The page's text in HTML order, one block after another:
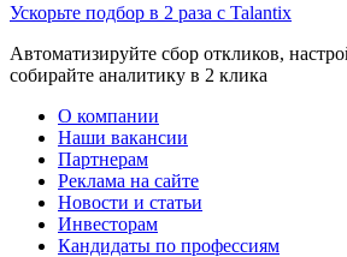
Ускорьте подбор в 2 раза с Talantix
Автоматизируйте сбор откликов,
собирайте аналитику в 2 клика
О компании
Наши вакансии
Партнерам
Реклама на сайте
Новости и статьи
Инвесторам
Кандидаты по профессиям